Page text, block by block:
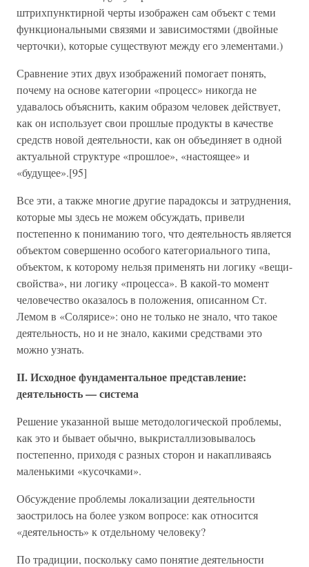
штрихпунктирной черты изображен сам объект с теми
функциональными связями и зависимостями (двойные
черточки), которые существуют между его элементами.)
Сравнение этих двух изображений помогает понять,
почему на основе категории «процесс» никогда не
удавалось объяснить, каким образом человек действует,
как он использует свои прошлые продукты в качестве
средств новой деятельности, как он объединяет в одной
актуальной структуре «прошлое», «настоящее» и
«будущее».[95]
Все эти, а также многие другие парадоксы и затруднения,
которые мы здесь не можем обсуждать, привели
постепенно к пониманию того, что деятельность является
объектом совершенно особого категориального типа,
объектом, к которому нельзя применять ни логику «вещи-
свойства», ни логику «процесса». В какой-то момент
человечество оказалось в положения, описанном Ст.
Лемом в «Солярисе»: оно не только не знало, что такое
деятельность, но и не знало, какими средствами это
можно узнать.
II. Исходное фундаментальное представление:
деятельность — система
Решение указанной выше методологической проблемы,
как это и бывает обычно, выкристаллизовывалось
постепенно, приходя с разных сторон и накапливаясь
маленькими «кусочками».
Обсуждение проблемы локализации деятельности
заострилось на более узком вопросе: как относится
«деятельность» к отдельному человеку?
По традиции, поскольку само понятие деятельности